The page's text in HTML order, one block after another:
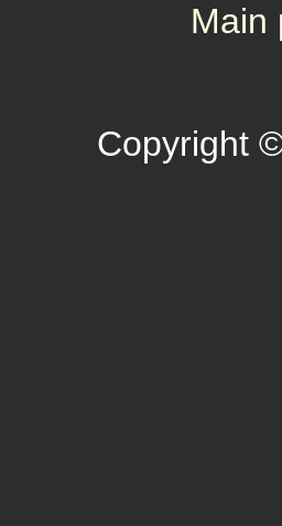
Main
Copyright